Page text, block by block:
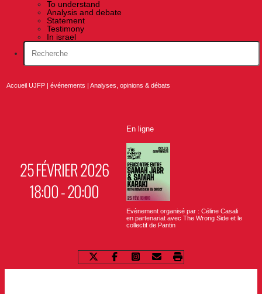
To understand
Analysis and debate
Statement
Testimony
In israel
Accueil UJFP |événements |Analyses, opinions & débats
25 FÉVRIER 2026
18:00 - 20:00
En ligne
Evènement organisé par : Céline Casali
en partenariat avec The Wrong Side et le
collectif de Pantin